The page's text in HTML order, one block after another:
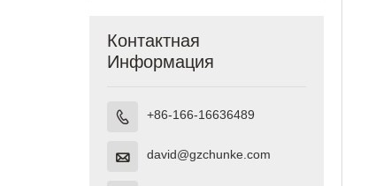
Контактная
Информация
 +86-166-16636489
 david@gzchunke.com